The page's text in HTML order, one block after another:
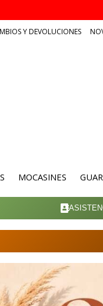
Y DEVOLUCIONES
MOCASINES